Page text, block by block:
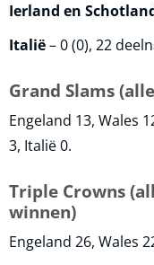
Ierland en
Italië– 0 (0), 22
Grand Slams
Engeland 13, Wales
3, Italië 0.
Triple Crowns
winnen)
Engeland 26, Wales